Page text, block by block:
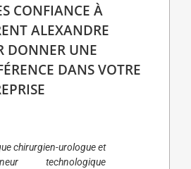
CONFIANCE À
ALEXANDRE
DONNER UNE
DANS VOTRE
chirurgien-urologue et
technologique